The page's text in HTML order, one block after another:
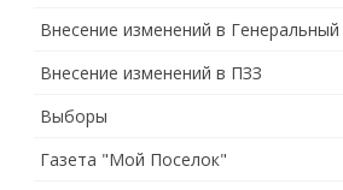
Внесение изменений в Генеральный
Внесение изменений в ПЗЗ
Выборы
Газета "Мой Поселок"